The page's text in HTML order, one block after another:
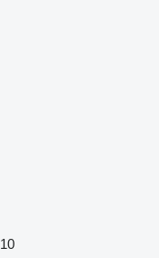
10